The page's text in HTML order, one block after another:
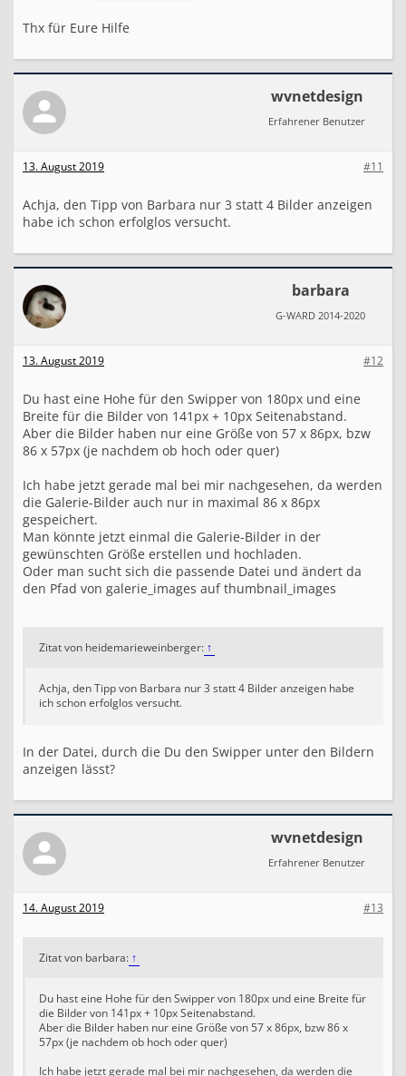
Thx für Eure Hilfe
wvnetdesign
Erfahrener Benutzer
#11
13. August 2019
Achja, den Tipp von Barbara nur 3 statt 4 Bilder anzeigen
habe ich schon erfolglos versucht.
barbara
G-WARD 2014-2020
#12
13. August 2019
Du hast eine Hohe für den Swipper von 180px und eine
Breite für die Bilder von 141px + 10px Seitenabstand.
Aber die Bilder haben nur eine Größe von 57 x 86px, bzw
86 x 57px (je nachdem ob hoch oder quer)
Ich habe jetzt gerade mal bei mir nachgesehen, da werden
die Galerie-Bilder auch nur in maximal 86 x 86px
gespeichert.
Man könnte jetzt einmal die Galerie-Bilder in der
gewünschten Größe erstellen und hochladen.
Oder man sucht sich die passende Datei und ändert da
den Pfad von galerie_images auf thumbnail_images
Zitat von heidemarieweinberger: ↑
Achja, den Tipp von Barbara nur 3 statt 4 Bilder anzeigen habe
ich schon erfolglos versucht.
In der Datei, durch die Du den Swipper unter den Bildern
anzeigen lässt?
wvnetdesign
Erfahrener Benutzer
#13
14. August 2019
Zitat von barbara: ↑
Du hast eine Hohe für den Swipper von 180px und eine Breite für
die Bilder von 141px + 10px Seitenabstand.
Aber die Bilder haben nur eine Größe von 57 x 86px, bzw 86 x
57px (je nachdem ob hoch oder quer)
Ich habe jetzt gerade mal bei mir nachgesehen, da werden die